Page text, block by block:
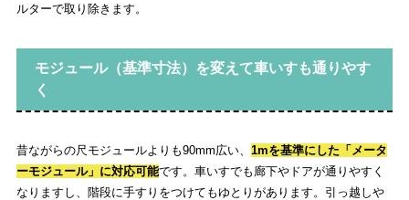
ルターで取り除きます。
モジュール（基準寸法）を変えて車いすも通りやす
く
昔ながらの尺モジュールよりも90mm広い、 1mを基準にした「メータ
ーモジュール」に対応可能です。車いすでも廊下やドアが通りやすく
なりますし、階段に手すりをつけてもゆとりがあります。引っ越しや